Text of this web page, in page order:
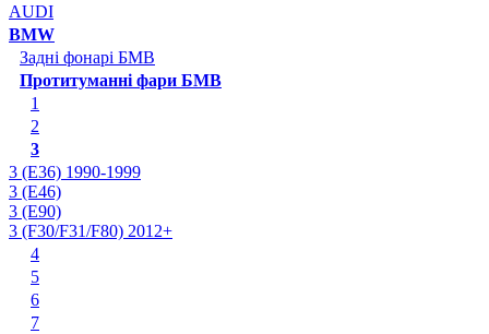
AUDI
BMW
Задні фонарі БМВ
Протитуманні фари БМВ
1
2
3
3 (E36) 1990-1999
3 (E46)
3 (E90)
3 (F30/F31/F80) 2012+
4
5
6
7